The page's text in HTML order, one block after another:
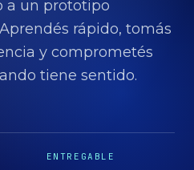
a un prototipo
rápido, tomás
y comprometés
tiene sentido.
ENTREGABLE